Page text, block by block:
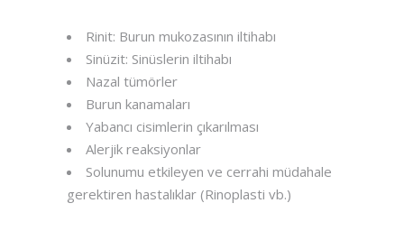
Rinit: Burun mukozasının iltihabı
Sinüzit: Sinüslerin iltihabı
Nazal tümörler
Burun kanamaları
Yabancı cisimlerin çıkarılması
Alerjik reaksiyonlar
Solunumu etkileyen ve cerrahi müdahale
gerektiren hastalıklar (Rinoplasti vb.)